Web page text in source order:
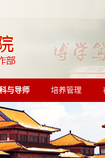
与导师 培养管理